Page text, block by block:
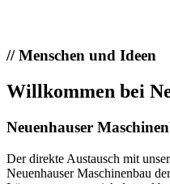
//Menschen und Ideen
Willkommen bei
Neuenhauser
Der direkte Austausch mit
Neuenhauser Maschinenbau